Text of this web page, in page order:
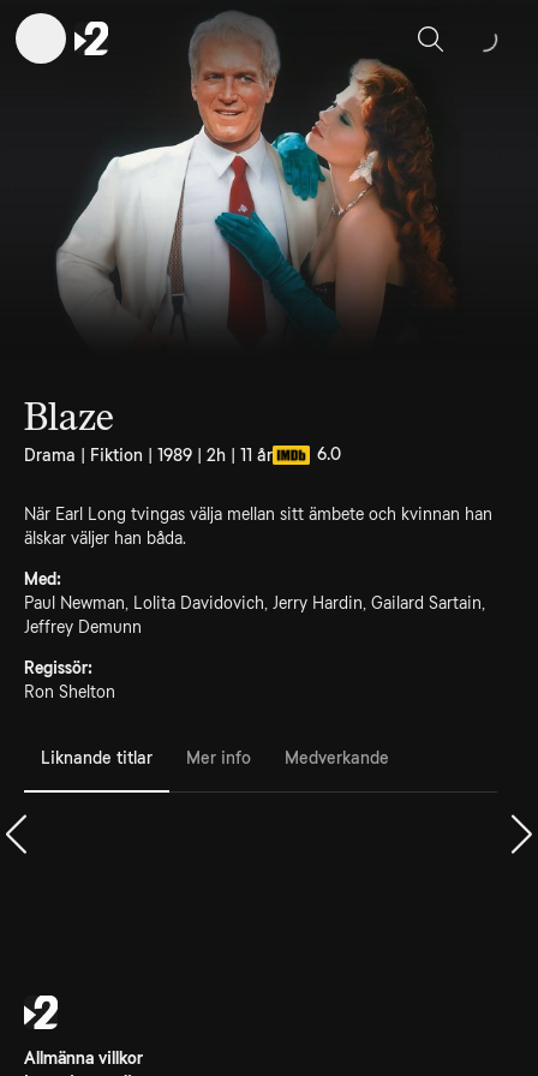
Sök
Blaze
Drama | Fiktion | 1989 | 2h | 11 år 6.0
När Earl Long tvingas välja mellan sitt ämbete och kvinnan han
älskar väljer han båda.
Med:
Paul Newman, Lolita Davidovich, Jerry Hardin, Gailard Sartain,
Jeffrey Demunn
Regissör:
Ron Shelton
Liknande titlar Mer info Medverkande
Allmänna villkor